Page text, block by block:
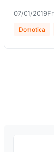
07/01/2019
Domotica